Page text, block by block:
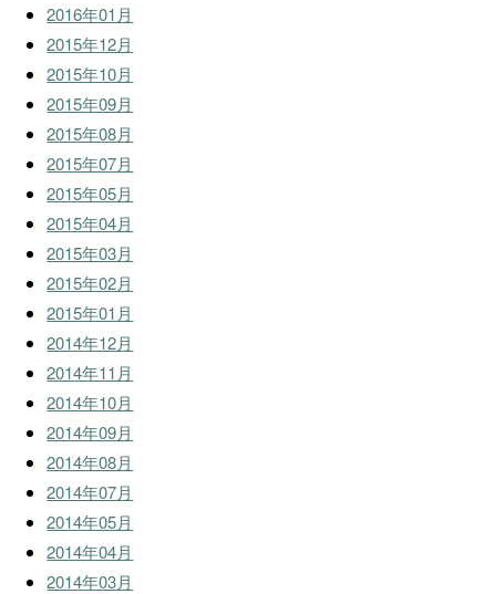
2016年01月
2015年12月
2015年10月
2015年09月
2015年08月
2015年07月
2015年05月
2015年04月
2015年03月
2015年02月
2015年01月
2014年12月
2014年11月
2014年10月
2014年09月
2014年08月
2014年07月
2014年05月
2014年04月
2014年03月